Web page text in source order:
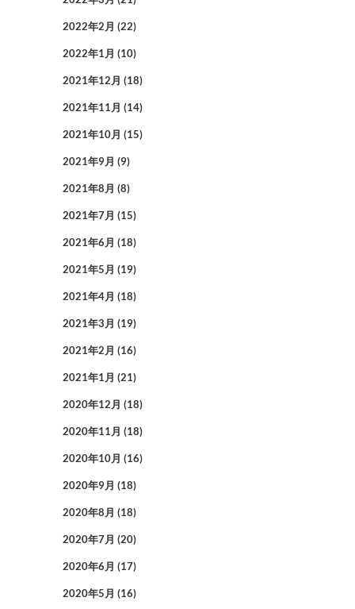
2022年2月 (22)
2022年1月 (10)
2021年12月 (18)
2021年11月 (14)
2021年10月 (15)
2021年9月 (9)
2021年8月 (8)
2021年7月 (15)
2021年6月 (18)
2021年5月 (19)
2021年4月 (18)
2021年3月 (19)
2021年2月 (16)
2021年1月 (21)
2020年12月 (18)
2020年11月 (18)
2020年10月 (16)
2020年9月 (18)
2020年8月 (18)
2020年7月 (20)
2020年6月 (17)
2020年5月 (16)